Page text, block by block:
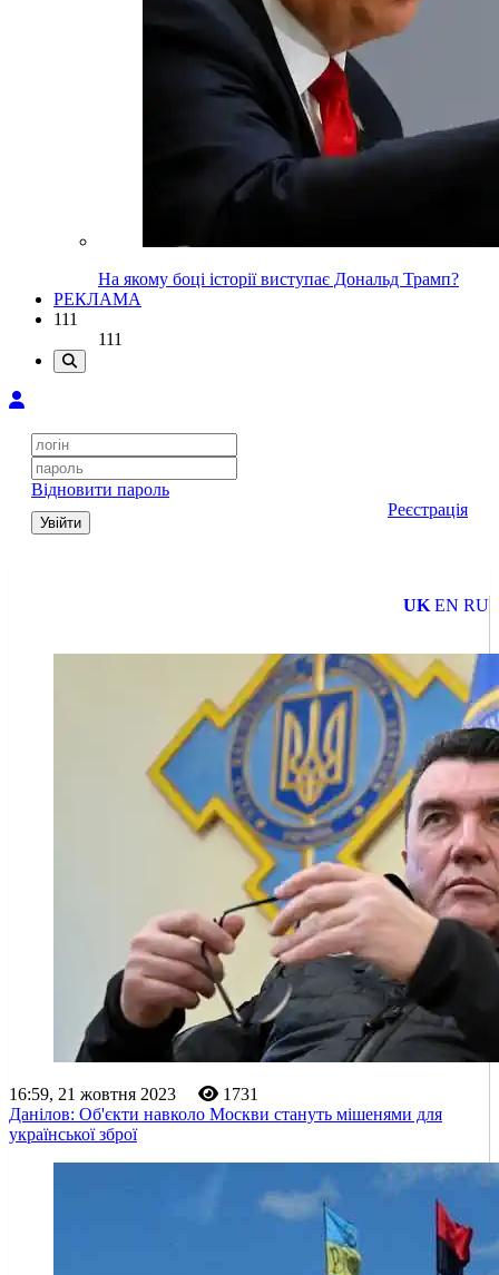
На якому боці історії виступає Дональд Трамп?
РЕКЛАМА
111
111
Відновити пароль
Увійти
Реєстрація
UK EN RU
16:59, 21 жовтня 2023
1731
Данілов: Об'єкти навколо Москви стануть мішенями для
української зброї